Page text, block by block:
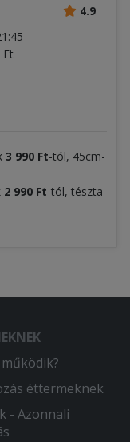
4.9
3 990 Ft-tól, 45cm-
2 990 Ft-tól, tészta
éttermeknek
- Azonnali